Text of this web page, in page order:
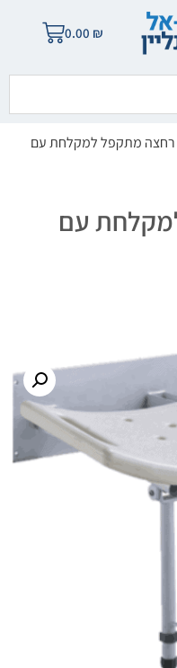
0.00 ₪
רחצה מתקפל למקלחת עם
עם